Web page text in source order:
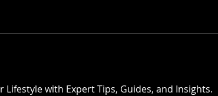
Lifestyle with Expert Tips, Guides, and Insights.